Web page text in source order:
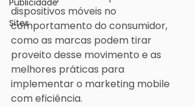
Publicidade
Sites
dispositivos móveis no
comportamento do consumidor,
como as marcas podem tirar
proveito desse movimento e as
melhores práticas para
implementar o marketing mobile
com eficiência.